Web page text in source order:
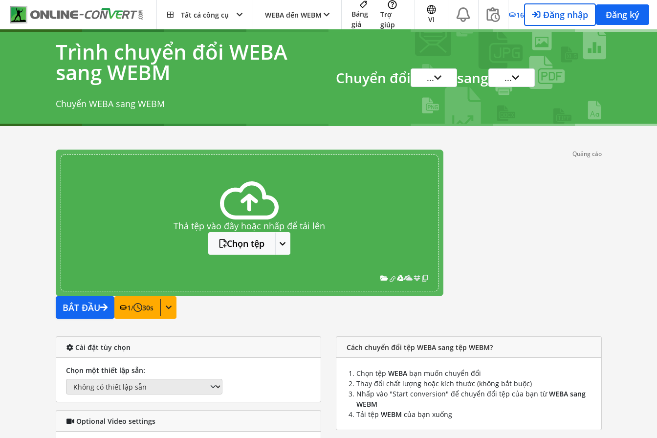
Tất cả công cụ WEBA đến WEBM
Bảng
giá
Trợ
giúp
VI 16 Đăng nhập Đăng ký
Trình chuyển đổi WEBA
sang WEBM
Chuyển WEBA sang WEBM
Chuyển đổi ... sang ...
Thả tệp vào đây hoặc nhấp để tải lên
Chọn tệp
BẮT ĐẦU 1/ 30s
Quảng cáo
Cài đặt tùy chọn
Chọn một thiết lập sẵn:
Optional Video settings
Cách chuyển đổi tệp WEBA sang tệp WEBM?
Chọn tệp WEBA bạn muốn chuyển đổi
Thay đổi chất lượng hoặc kích thước (không bắt buộc)
Nhấp vào "Start conversion" để chuyển đổi tệp của bạn từWEBA sang
WEBM
Tải tệp WEBM của bạn xuống